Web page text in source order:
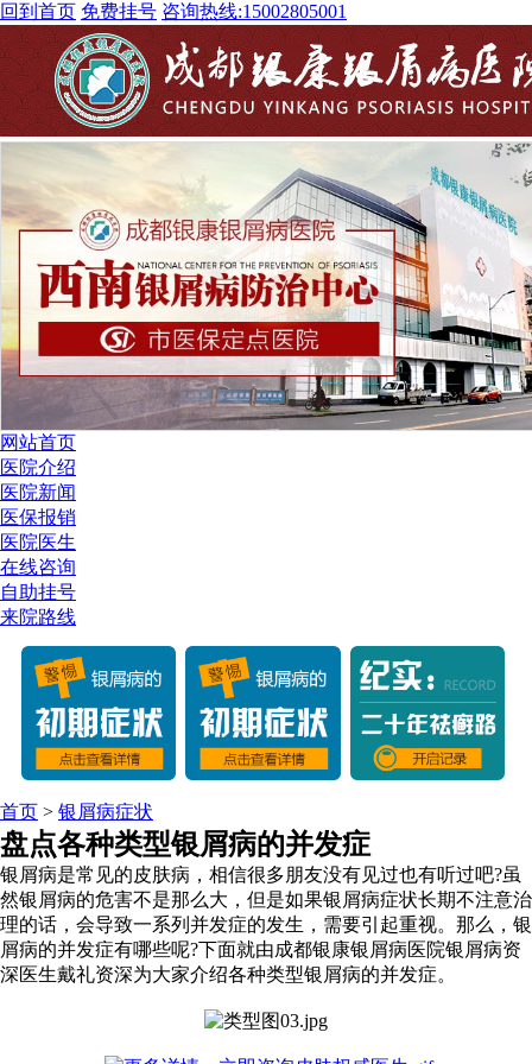
回到首页 免费挂号 咨询热线:15002805001
网站首页
医院介绍
医院新闻
医保报销
医院医生
在线咨询
自助挂号
来院路线
首页 > 银屑病症状
盘点各种类型银屑病的并发症
银屑病是常见的皮肤病，相信很多朋友没有见过也有听过吧?虽
然银屑病的危害不是那么大，但是如果银屑病症状长期不注意治
理的话，会导致一系列并发症的发生，需要引起重视。那么，银
屑病的并发症有哪些呢?下面就由成都银康银屑病医院银屑病资
深医生戴礼资深为大家介绍各种类型银屑病的并发症。